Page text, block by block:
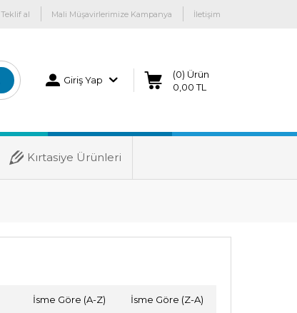
Teklif al Mali Müşavirlerimize Kampanya İletişim
Giriş Yap
(0) Ürün
0,00 TL
Kırtasiye Ürünleri
İsme Göre (A-Z) İsme Göre (Z-A)